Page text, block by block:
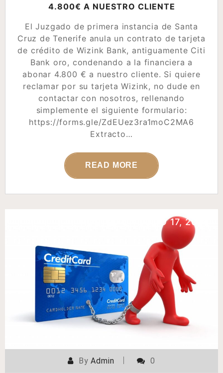
4.800€ A NUESTRO CLIENTE
El Juzgado de primera instancia de Santa
Cruz de Tenerife anula un contrato de tarjeta
de crédito de Wizink Bank, antiguamente Citi
Bank oro, condenando a la financiera a
abonar 4.800 € a nuestro cliente. Si quiere
reclamar por su tarjeta Wizink, no dude en
contactar con nosotros, rellenando
simplemente el siguiente formulario:
https://forms.gle/ZdEUez3ra1moC2MA6
Extracto…
READ MORE
JULIO 17, 2024
ByAdmin 0